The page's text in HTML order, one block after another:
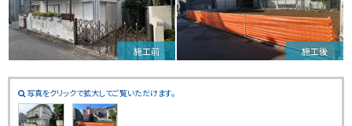
施工前 施工後
写真をクリックで拡大してご覧いただけます。